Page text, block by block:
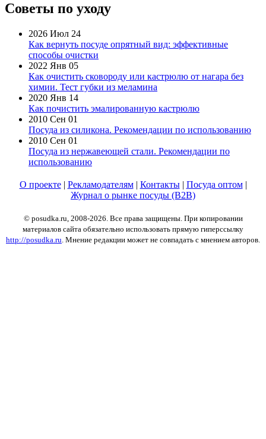
Советы по уходу
2026 Июл 24
Как вернуть посуде опрятный вид: эффективные
способы очистки
2022 Янв 05
Как очистить сковороду или кастрюлю от нагара без
химии. Тест губки из меламина
2020 Янв 14
Как почистить эмалированную кастрюлю
2010 Сен 01
Посуда из силикона. Рекомендации по использованию
2010 Сен 01
Посуда из нержавеющей стали. Рекомендации по
использованию
О проекте| Рекламодателям| Контакты| Посуда оптом|
Журнал о рынке посуды (B2B)
© posudka.ru, 2008-2026. Все права защищены. При копировании
материалов сайта обязательно использовать прямую гиперссылку
http://posudka.ru. Мнение редакции может не совпадать с мнением авторов.